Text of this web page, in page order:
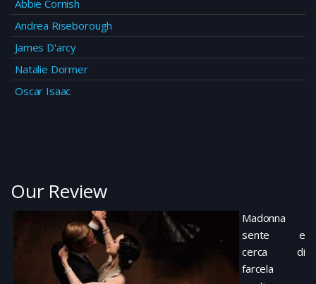
Abbie Cornish
Andrea Riseborough
James D'arcy
Natalie Dormer
Oscar Isaac
Our Review
Madonna
sente e
cerca di
farcela